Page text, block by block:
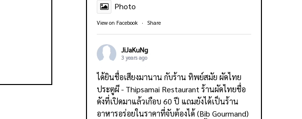
Photo
View on Facebook · Share
JiJaKuNg
3 years ago
ได้ยินชื่อเสียงมานาน กับร้าน ทิพย์สมัย ผัดไทย
ประตูผี - Thipsamai Restaurant ร้านผัดไทยชื่อ
ดังที่เปิดมาแล้วเกือบ 60 ปี แถมยังได้เป็นร้าน
อาหารอร่อยในราคาที่จับต้องได้ (Bib Gourmand)